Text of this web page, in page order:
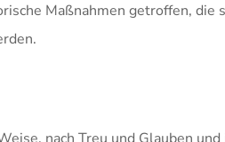
Maßnahmen getroffen,